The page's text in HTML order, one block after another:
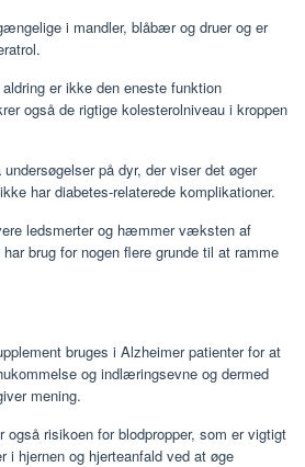
i mandler, blåbær og druer og er
er ikke den eneste funktion
også de rigtige kolesterolniveau i kroppen
på dyr, der viser det øger
har diabetes-relaterede komplikationer.
ledsmerter og hæmmer væksten af
brug for nogen flere grunde til at ramme
bruges i Alzheimer patienter for at
og indlæringsevne og dermed
mening.
risikoen for blodpropper, som er vigtigt
i hjernen og hjerteanfald ved at øge